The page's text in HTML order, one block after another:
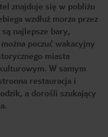
znajduje się w pobliżu
wzdłuż morza przez
najlepsze bary,
poczuć wakacyjny
miasta
W samym
restauracja i
a dorośli szukający